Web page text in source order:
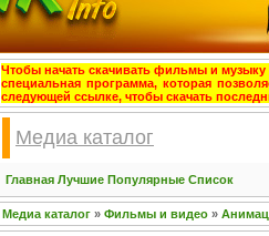
Чтобы начать скачивать фильмы и музыку
специальная программа, которая
следующей ссылке, чтобы скачать
Медиа каталог
Главная Лучшие Популярные Список
Медиа каталог » Фильмы и видео »